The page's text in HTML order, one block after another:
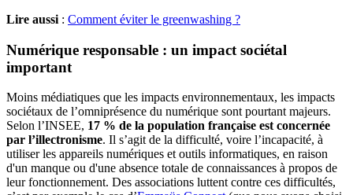
Lire aussi : Comment éviter le greenwashing ?
Numérique responsable : un impact sociétal
important
Moins médiatiques que les impacts environnementaux, les impacts
sociétaux de l’omniprésence du numérique sont pourtant majeurs.
Selon l’INSEE, 17 % de la population française est concernée
par l’illectronisme. Il s’agit de la difficulté, voire l’incapacité, à
utiliser les appareils numériques et outils informatiques, en raison
d'un manque ou d'une absence totale de connaissances à propos de
leur fonctionnement. Des associations luttent contre ces difficultés,